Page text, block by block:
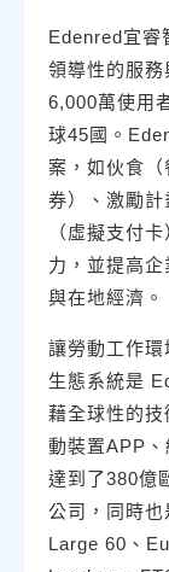
Edenred宜睿
領導性的服務
6,000萬使用
球45國。
案，如伙食
券）、激勵
（虛擬支付
力，並提高
與在地經濟。
讓勞動工作
生態系統是
藉全球性的
動裝置APP
達到了380億
公司，同時
Large 60、